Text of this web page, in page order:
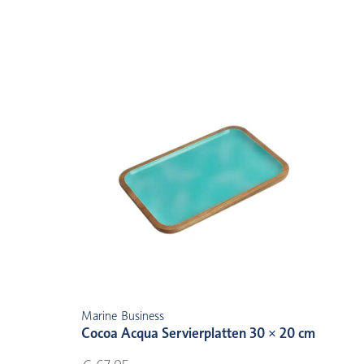
Marine Business
Cocoa Acqua Servierplatten 30 × 20 cm